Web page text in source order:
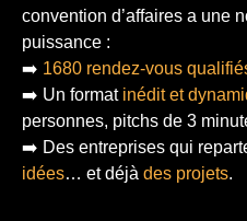
convention d’affaires a une
puissance :
➡️ 1680 rendez-vous
➡️ Un format inédit et
personnes, pitchs de 3
➡️ Des entreprises qui
idées… et déjà des projets.